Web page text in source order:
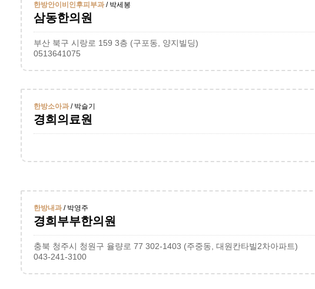
한방안이비인후피부과/ 박세봉
삼동한의원
부산 북구 시랑로 159 3층 (구포동, 양지빌딩)
0513641075
한방소아과/ 박슬기
경희의료원
한방내과/ 박영주
경희부부한의원
충북 청주시 청원구 율량로 77 302-1403 (주중동, 대원칸타빌2차아파트)
043-241-3100